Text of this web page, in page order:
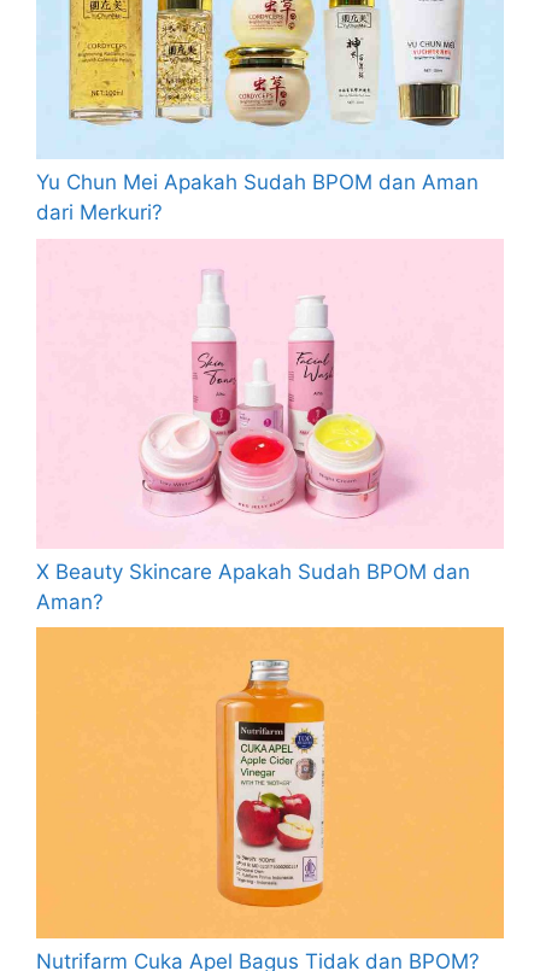
Yu Chun Mei Apakah Sudah BPOM dan Aman
dari Merkuri?
X Beauty Skincare Apakah Sudah BPOM dan
Aman?
Nutrifarm Cuka Apel Bagus Tidak dan BPOM?